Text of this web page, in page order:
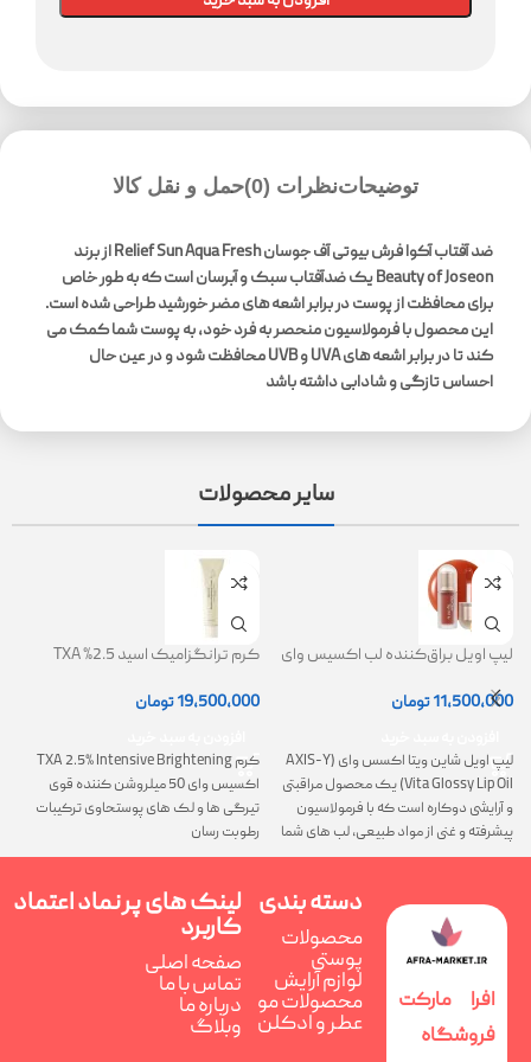
توضیحاتنظرات (0) حمل و نقل کالا
ضد آفتاب آکوا فرش بیوتی آف جوسان Relief Sun Aqua Fresh از برند
Beauty of Joseon یک ضدآفتاب سبک و آبرسان است که به طور خاص
برای محافظت از پوست در برابر اشعه های مضر خورشید طراحی شده است.
این محصول با فرمولاسیون منحصر به فرد خود، به پوست شما کمک می
کند تا در برابر اشعه های UVA و UVB محافظت شود و در عین حال
احساس تازگی و شادابی داشته باشد
سایر محصولات
لیپ اویل براق‌کننده لب اکسیس وای
11,500,000تومان
لیپ اویل شاین ویتا اکسس وای (AXIS-Y
Vita Glossy Lip Oil) یک محصول مراقبتی
و آرایشی دوکاره است که با فرمولاسیون
پیشرفته و غنی از مواد طبیعی، لب های شما
را همزمان ترمیم، تغذیه و فوق العاده
کرم ترانگزامیک اسید 2.5% TXA
19,500,000تومان
کرم TXA 2.5% Intensive Brightening
اکسیس وای 50 میلروشن کننده قوی
تیرگی ها و لک های پوستحاوی ترکیبات
رطوبت رسان
افرا مارکت
فروشگاه
دسته بندی
محصولات
پوستی
لوازم آرایش
محصولات مو
عطر و ادکلن
لینک های پر
کاربرد
صفحه اصلی
تماس با ما
درباره ما
وبلاگ
نماد اعتماد